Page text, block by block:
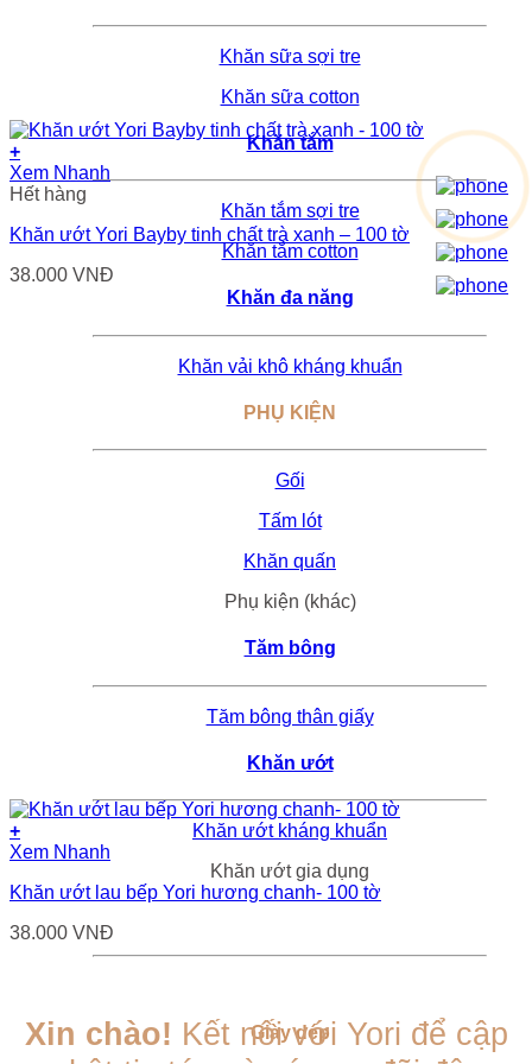
Khăn sữa sợi tre
Khăn sữa cotton
Khăn tắm
Khăn tắm sợi tre
Khăn tắm cotton
Khăn đa năng
Khăn vải khô kháng khuẩn
PHỤ KIỆN
Gối
Tấm lót
Khăn quấn
Phụ kiện (khác)
Tăm bông
Tăm bông thân giấy
Khăn ướt
Khăn ướt kháng khuẩn
Khăn ướt gia dụng
Giày dép
+
Xem Nhanh
Hết hàng
Khăn ướt Yori Bayby tinh chất trà xanh – 100 tờ
38.000 VNĐ
+
Xem Nhanh
Khăn ướt lau bếp Yori hương chanh- 100 tờ
38.000 VNĐ
Xin chào! Kết nối với Yori để cập